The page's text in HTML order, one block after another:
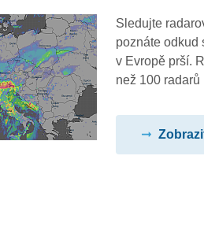
Sledujte
poznáte odkud
v Evropě prší.
než 100